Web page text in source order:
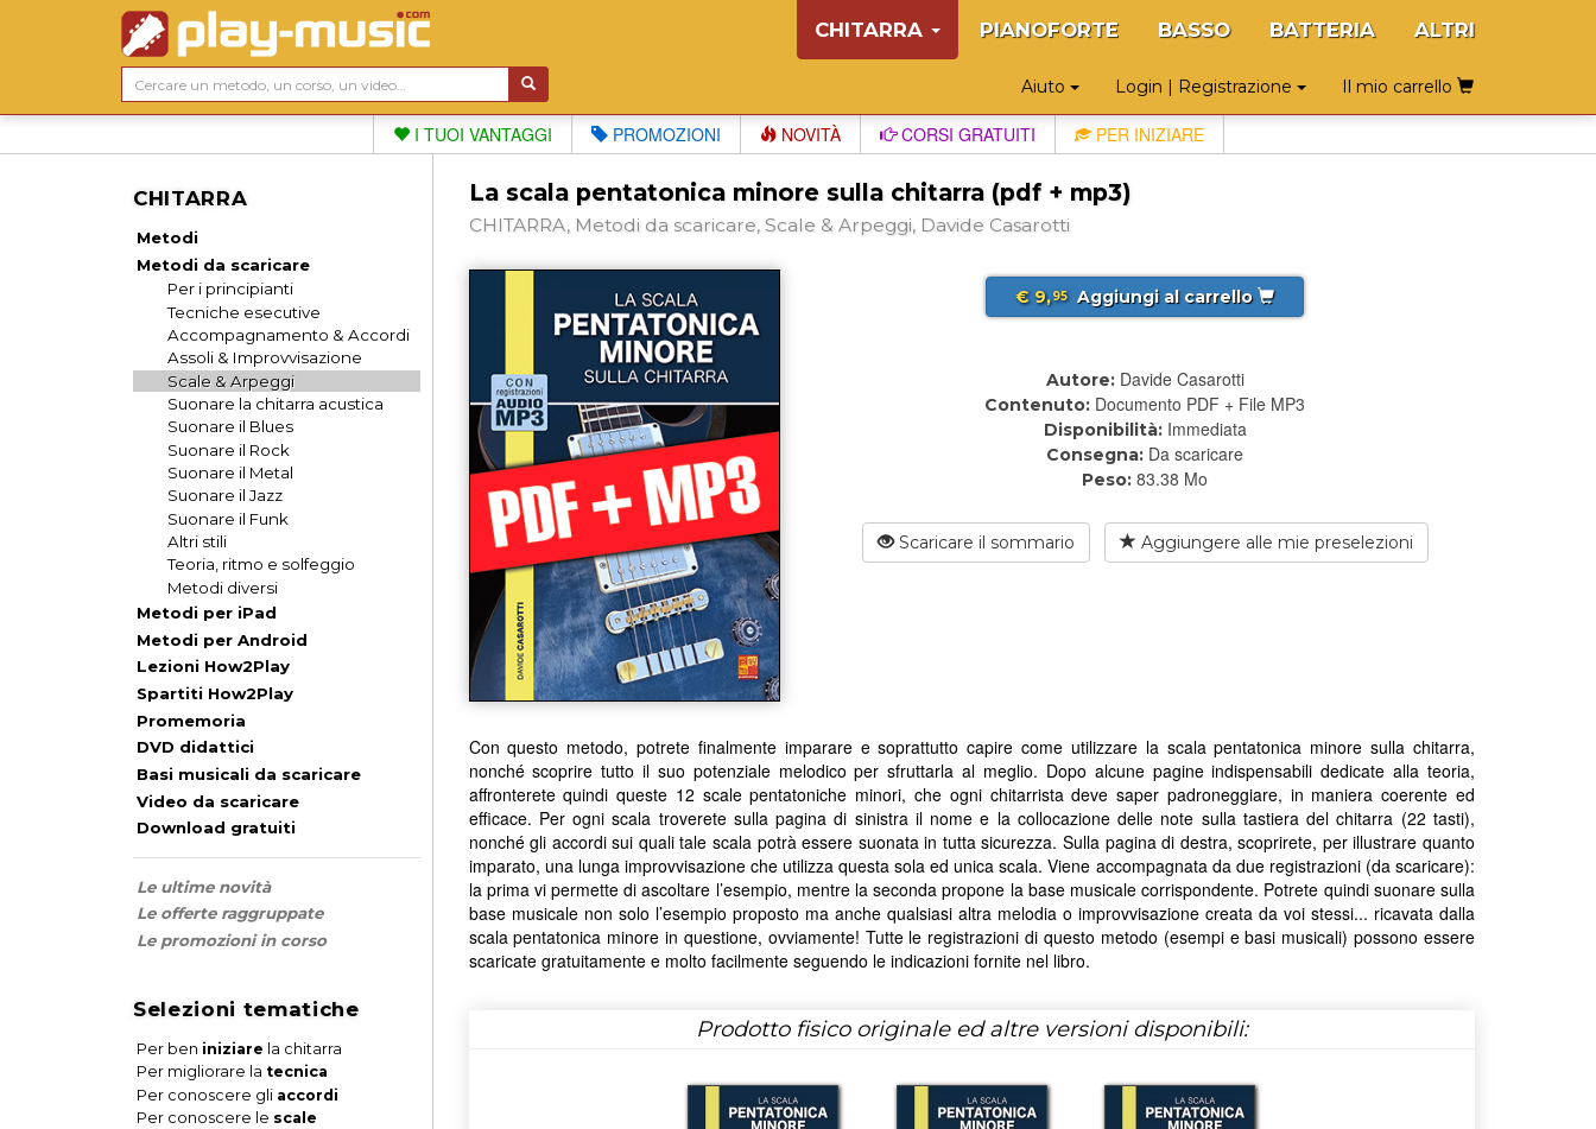
CHITARRA PIANOFORTE BASSO BATTERIA ALTRI
Aiuto Login | Registrazione Il mio carrello
I TUOI VANTAGGI PROMOZIONI NOVITÀ CORSI GRATUITI PER INIZIARE
CHITARRA
Metodi
Metodi da scaricare
Per i principianti
Tecniche esecutive
Accompagnamento & Accordi
Assoli & Improvvisazione
Scale & Arpeggi
Suonare la chitarra acustica
Suonare il Blues
Suonare il Rock
Suonare il Metal
Suonare il Jazz
Suonare il Funk
Altri stili
Teoria, ritmo e solfeggio
Metodi diversi
Metodi per iPad
Metodi per Android
Lezioni How2Play
Spartiti How2Play
Promemoria
DVD didattici
Basi musicali da scaricare
Video da scaricare
Download gratuiti
Le ultime novità
Le offerte raggruppate
Le promozioni in corso
Selezioni tematiche
Per ben iniziare la chitarra
Per migliorare la tecnica
Per conoscere gli accordi
Per conoscere le scale
La scala pentatonica minore sulla chitarra (pdf + mp3)
CHITARRA, Metodi da scaricare, Scale & Arpeggi, Davide Casarotti
€ 9,95 Aggiungi al carrello
Autore: Davide Casarotti
Contenuto: Documento PDF + File MP3
Disponibilità: Immediata
Consegna: Da scaricare
Peso: 83.38 Mo
Scaricare il sommario Aggiungere alle mie preselezioni
Con questo metodo, potrete finalmente imparare e soprattutto capire come utilizzare la scala pentatonica minore sulla chitarra,
nonché scoprire tutto il suo potenziale melodico per sfruttarla al meglio. Dopo alcune pagine indispensabili dedicate alla teoria,
affronterete quindi queste 12 scale pentatoniche minori, che ogni chitarrista deve saper padroneggiare, in maniera coerente ed
efficace. Per ogni scala troverete sulla pagina di sinistra il nome e la collocazione delle note sulla tastiera del chitarra (22 tasti),
nonché gli accordi sui quali tale scala potrà essere suonata in tutta sicurezza. Sulla pagina di destra, scoprirete, per illustrare quanto
imparato, una lunga improvvisazione che utilizza questa sola ed unica scala. Viene accompagnata da due registrazioni (da scaricare):
la prima vi permette di ascoltare l’esempio, mentre la seconda propone la base musicale corrispondente. Potrete quindi suonare sulla
base musicale non solo l’esempio proposto ma anche qualsiasi altra melodia o improvvisazione creata da voi stessi... ricavata dalla
scala pentatonica minore in questione, ovviamente! Tutte le registrazioni di questo metodo (esempi e basi musicali) possono essere
scaricate gratuitamente e molto facilmente seguendo le indicazioni fornite nel libro.
Prodotto fisico originale ed altre versioni disponibili: